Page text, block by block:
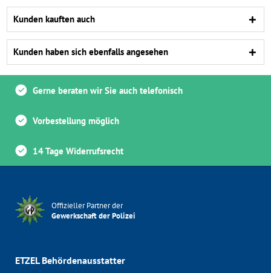
Kunden kauften auch
Kunden haben sich ebenfalls angesehen
Gerne beraten wir Sie auch telefonisch
Vorbestellung möglich
14 Tage Widerrufsrecht
Offizieller Partner der
Gewerkschaft der Polizei
ETZEL Behördenausstatter